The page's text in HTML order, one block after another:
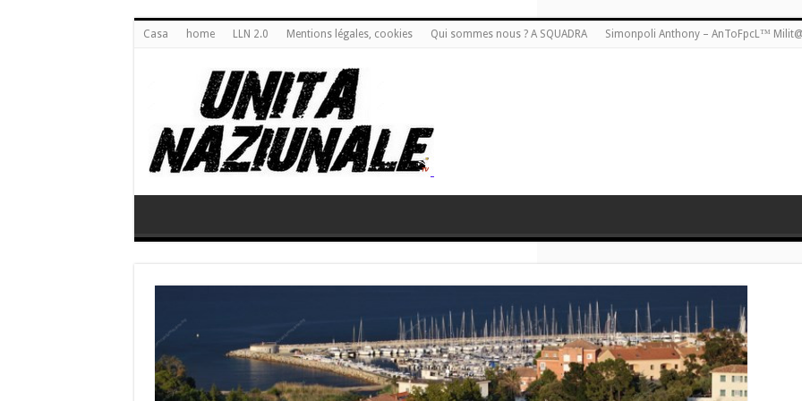
Casa home LLN 2.0 Mentions légales, cookies Qui sommes nous ? A SQUADRA Simonpoli Anthony – AnToFpcL™